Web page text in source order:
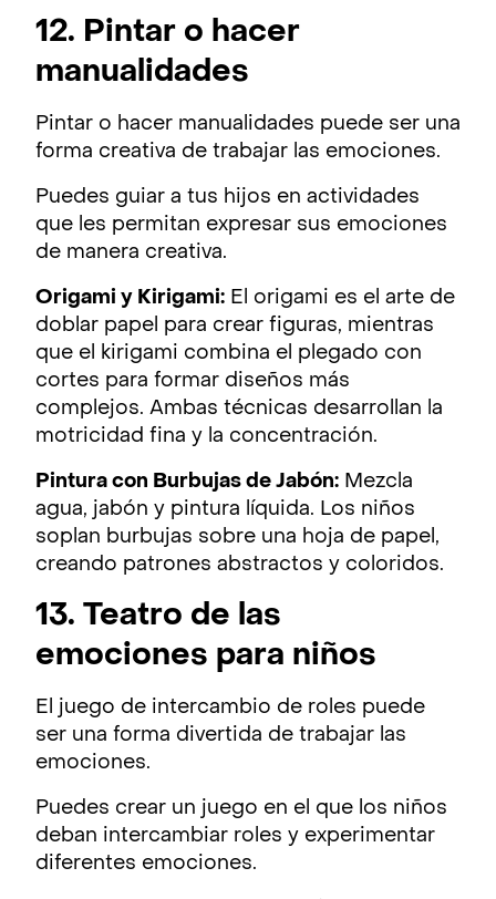
12. Pintar o hacer
manualidades
Pintar o hacer manualidades puede ser una
forma creativa de trabajar las emociones.
Puedes guiar a tus hijos en actividades
que les permitan expresar sus emociones
de manera creativa.
Origami y Kirigami: El origami es el arte de
doblar papel para crear figuras, mientras
que el kirigami combina el plegado con
cortes para formar diseños más
complejos. Ambas técnicas desarrollan la
motricidad fina y la concentración.
Pintura con Burbujas de Jabón: Mezcla
agua, jabón y pintura líquida. Los niños
soplan burbujas sobre una hoja de papel,
creando patrones abstractos y coloridos.
13. Teatro de las
emociones para niños
El juego de intercambio de roles puede
ser una forma divertida de trabajar las
emociones.
Puedes crear un juego en el que los niños
deban intercambiar roles y experimentar
diferentes emociones.